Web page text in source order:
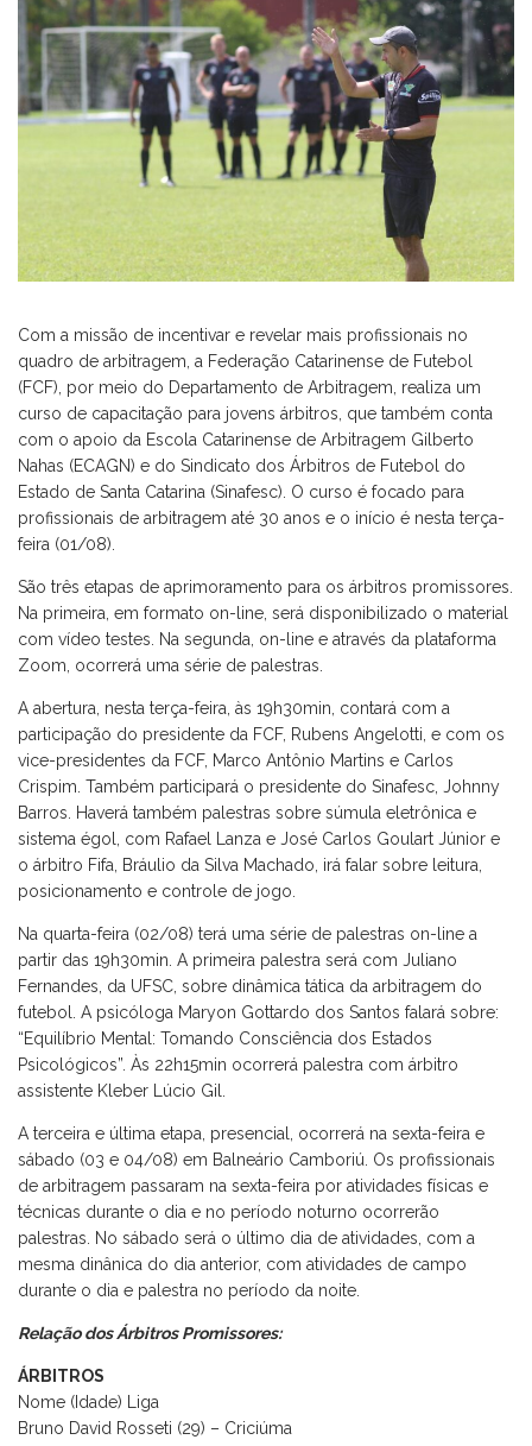
Com a missão de incentivar e revelar mais profissionais no
quadro de arbitragem, a Federação Catarinense de Futebol
(FCF), por meio do Departamento de Arbitragem, realiza um
curso de capacitação para jovens árbitros, que também conta
com o apoio da Escola Catarinense de Arbitragem Gilberto
Nahas (ECAGN) e do Sindicato dos Árbitros de Futebol do
Estado de Santa Catarina (Sinafesc). O curso é focado para
profissionais de arbitragem até 30 anos e o início é nesta terça-
feira (01/08).
São três etapas de aprimoramento para os árbitros promissores.
Na primeira, em formato on-line, será disponibilizado o material
com vídeo testes. Na segunda, on-line e através da plataforma
Zoom, ocorrerá uma série de palestras.
A abertura, nesta terça-feira, às 19h30min, contará com a
participação do presidente da FCF, Rubens Angelotti, e com os
vice-presidentes da FCF, Marco Antônio Martins e Carlos
Crispim. Também participará o presidente do Sinafesc, Johnny
Barros. Haverá também palestras sobre súmula eletrônica e
sistema égol, com Rafael Lanza e José Carlos Goulart Júnior e
o árbitro Fifa, Bráulio da Silva Machado, irá falar sobre leitura,
posicionamento e controle de jogo.
Na quarta-feira (02/08) terá uma série de palestras on-line a
partir das 19h30min. A primeira palestra será com Juliano
Fernandes, da UFSC, sobre dinâmica tática da arbitragem do
futebol. A psicóloga Maryon Gottardo dos Santos falará sobre:
“Equilíbrio Mental: Tomando Consciência dos Estados
Psicológicos”. Às 22h15min ocorrerá palestra com árbitro
assistente Kleber Lúcio Gil.
A terceira e última etapa, presencial, ocorrerá na sexta-feira e
sábado (03 e 04/08) em Balneário Camboriú. Os profissionais
de arbitragem passaram na sexta-feira por atividades físicas e
técnicas durante o dia e no período noturno ocorrerão
palestras. No sábado será o último dia de atividades, com a
mesma dinânica do dia anterior, com atividades de campo
durante o dia e palestra no período da noite.
Relação dos Árbitros Promissores:
ÁRBITROS
Nome (Idade) Liga
Bruno David Rosseti (29) – Criciúma